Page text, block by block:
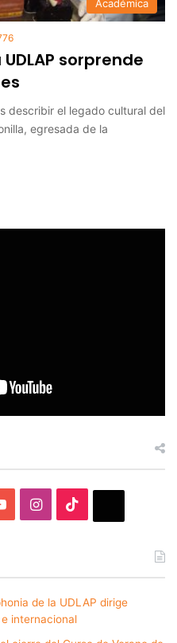
Académica
sorprende
describir el legado cultural del
egresada de la
YouTubeInstagram
de la UDLAP dirige
internacional